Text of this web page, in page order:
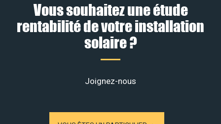
Vous souhaitez une étude
rentabilité de votre installation
solaire ?
Joignez-nous